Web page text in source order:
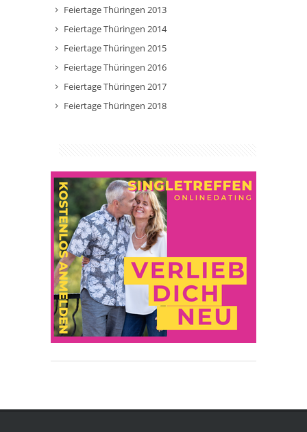
Feiertage Thüringen 2013
Feiertage Thüringen 2014
Feiertage Thüringen 2015
Feiertage Thüringen 2016
Feiertage Thüringen 2017
Feiertage Thüringen 2018